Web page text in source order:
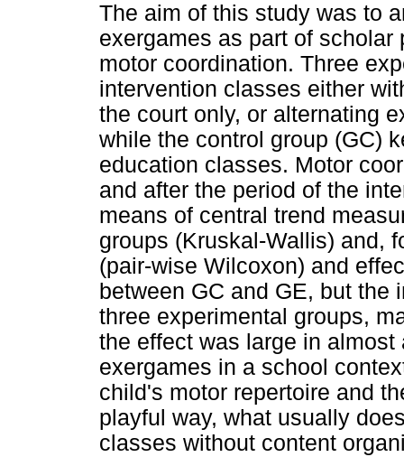
The aim of this study was to
exergames as part of
motor coordination. Three
intervention classes either
the court only, or alternating
while the control group (GC)
education classes. Motor
and after the period of the
means of central trend
groups (Kruskal-Wallis) and,
(pair-wise Wilcoxon) and
between GC and GE, but
three experimental groups,
the effect was large in
exergames in a school
child's motor repertoire and
playful way, what usually
classes without content